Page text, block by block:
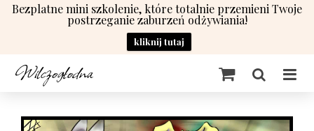
Bezplatne mini szkolenie, które totalnie przemieni Twoje
postrzeganie zaburzeń odżywiania!
kliknij tutaj
Przejdź